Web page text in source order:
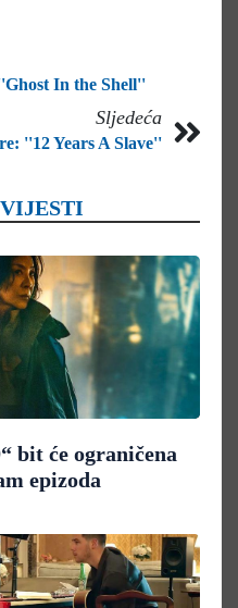
In the Shell''
Sljedeća
''12 Years A Slave''
bit će ograničena
epizoda